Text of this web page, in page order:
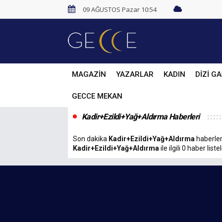
09 AĞUSTOS Pazar 10:54
MAGAZİN YAZARLAR KADIN DİZİ
GECCE MEKAN
Kadir+Ezildi+Yağ+Aldırma Haberleri
Son dakika Kadir+Ezildi+Yağ+Aldırma
Kadir+Ezildi+Yağ+Aldırma ile ilgili 0 haber